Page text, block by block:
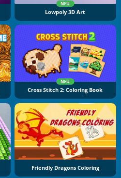
NEU
Lowpoly 3D Art
NEU
Cross Stitch 2: Coloring Book
Friendly Dragons Coloring